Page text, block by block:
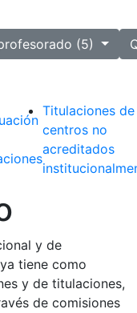
(5)
Titulaciones de
centros no
acreditados
y de
tiene como
y de titulaciones,
de comisiones